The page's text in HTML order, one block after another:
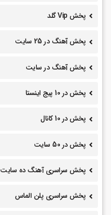
پخش Vip گلد
پخش آهنگ در 25 سایت
پخش آهنگ در سایت
پخش در 10 پیج اینستا
پخش در 10 کانال
پخش در 50 سایت
پخش سراسری آهنگ ده سایت
پخش سراسری پلن الماس